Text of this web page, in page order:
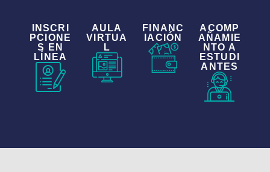
INSCRI
PCIONE
S EN
LÍNEA
AULA
VIRTUA
L
FINANC
IACIÓN
ACOMP
AÑAMIE
NTO A
ESTUDI
ANTES